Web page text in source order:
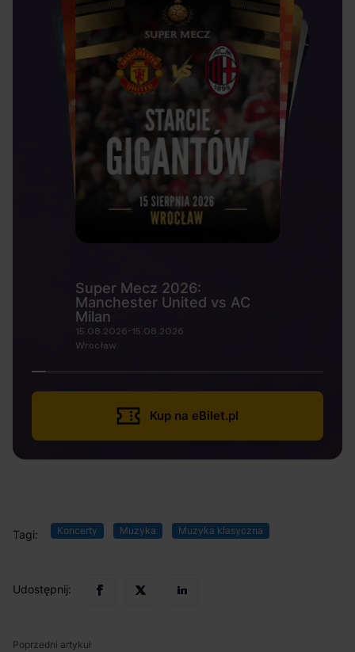
Super Mecz 2026:
Manchester United vs AC
Milan
15.08.2026-15.08.2026
Wrocław
Kup na eBilet.pl
Tagi: Koncerty Muzyka Muzyka klasyczna
Udostępnij:
Poprzedni artykuł